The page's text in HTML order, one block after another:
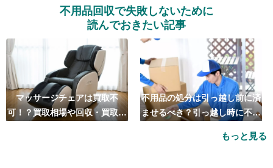
不用品回収で失敗しないために
読んでおきたい記事
マッサージチェアは買取不
可！？買取相場や回収・買取の
不用品の処分は引っ越し前に済
ませるべき？引っ越し時に不用
もっと見る